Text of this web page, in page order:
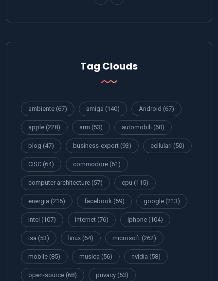
Tag Clouds
ambiente (67) amiga (140) Android (67)
apple (228) arm (53) automobili (60)
blog (47) business-export (93) cellulari (50)
CISC (64) commodore (61)
computer architecture (57) cpu (115)
energia (215) facebook (59) google (213)
Intel (107) internet (76) iphone (104)
isa (53) linux (64) microsoft (262)
mobile (85) musica (56) nvidia (58)
open-source (68) privacy (53)